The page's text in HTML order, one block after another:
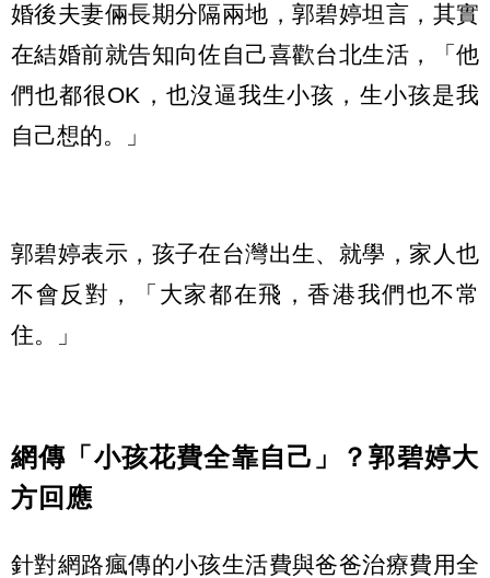
婚後夫妻倆長期分隔兩地，郭碧婷坦言，其實
在結婚前就告知向佐自己喜歡台北生活，「他
們也都很OK，也沒逼我生小孩，生小孩是我
自己想的。」
郭碧婷表示，孩子在台灣出生、就學，家人也
不會反對，「大家都在飛，香港我們也不常
住。」
網傳「小孩花費全靠自己」？郭碧婷大
方回應
針對網路瘋傳的小孩生活費與爸爸治療費用全